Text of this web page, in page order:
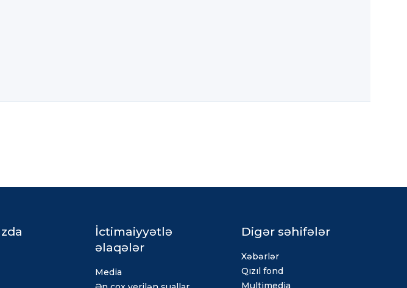
İctimaiyyətlə
əlaqələr
Media
Digər səhifələr
Xəbərlər
Qızıl fond
Multimedia